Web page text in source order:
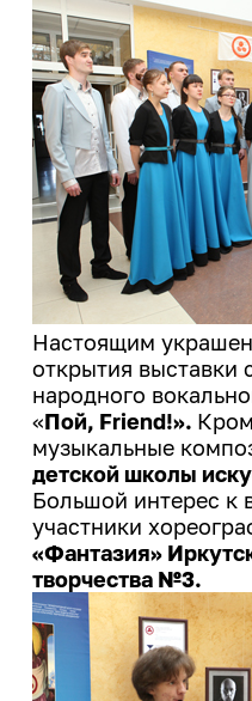
Настоящим
открытия выставки
народного
«Пой, Friend!».
музыкальные
детской школы
Большой интерес к
участники
«Фантазия»
творчества №3.